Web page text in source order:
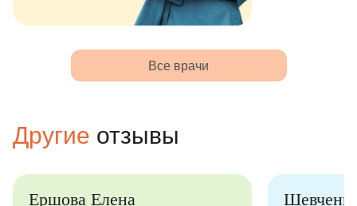
Все врачи
Другие отзывы
Ершова Елена